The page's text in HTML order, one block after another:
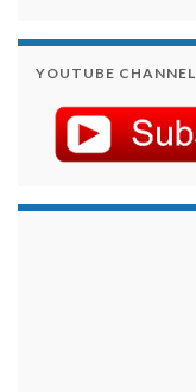
YOUTUBE CHANNEL